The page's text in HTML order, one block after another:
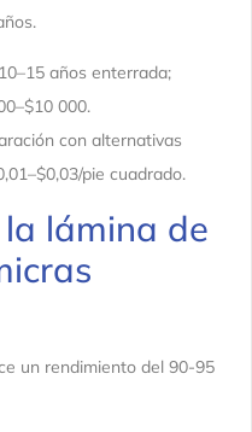
años enterrada;
000.
con alternativas
pie cuadrado.
lámina de
un rendimiento del 90-95